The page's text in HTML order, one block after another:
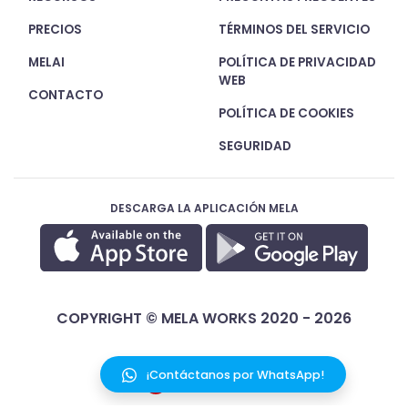
PRECIOS
MELAI
CONTACTO
TÉRMINOS DEL SERVICIO
POLÍTICA DE PRIVACIDAD
WEB
POLÍTICA DE COOKIES
SEGURIDAD
DESCARGA LA APLICACIÓN MELA
COPYRIGHT © MELA WORKS 2020 - 2026
ESPAÑOL
¡Contáctanos por WhatsApp!